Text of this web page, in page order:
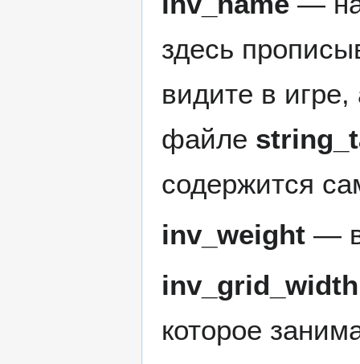
здесь
видите в
файле
содержится
inv_weight —
inv_grid_width
которое